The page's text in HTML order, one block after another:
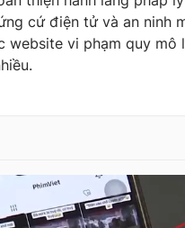
cứ điện tử và an ninh
website vi phạm quy mô